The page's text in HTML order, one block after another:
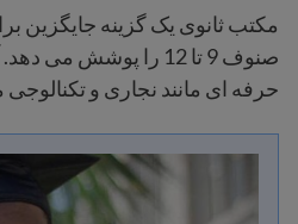
مکتب ثانوی یک گزینه جایگزین
صنوف 9 تا 12 را پوشش
حرفه ای مانند نجاری و تکنالوجی